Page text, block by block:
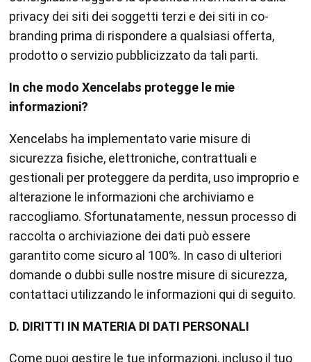
privacy dei siti dei soggetti terzi e dei siti in co-
branding prima di rispondere a qualsiasi offerta,
prodotto o servizio pubblicizzato da tali parti.
In che modo Xencelabs protegge le mie
informazioni?
Xencelabs ha implementato varie misure di
sicurezza fisiche, elettroniche, contrattuali e
gestionali per proteggere da perdita, uso improprio e
alterazione le informazioni che archiviamo e
raccogliamo. Sfortunatamente, nessun processo di
raccolta o archiviazione dei dati può essere
garantito come sicuro al 100%. In caso di ulteriori
domande o dubbi sulle nostre misure di sicurezza,
contattaci utilizzando le informazioni qui di seguito.
D. DIRITTI IN MATERIA DI DATI PERSONALI
Come puoi gestire le tue informazioni, incluso il tuo